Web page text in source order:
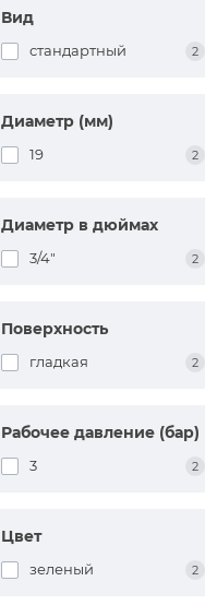
Вид
стандартный 2
Диаметр (мм)
19 2
Диаметр в дюймах
3/4" 2
Поверхность
гладкая 2
Рабочее давление (бар)
3 2
Цвет
зеленый 2